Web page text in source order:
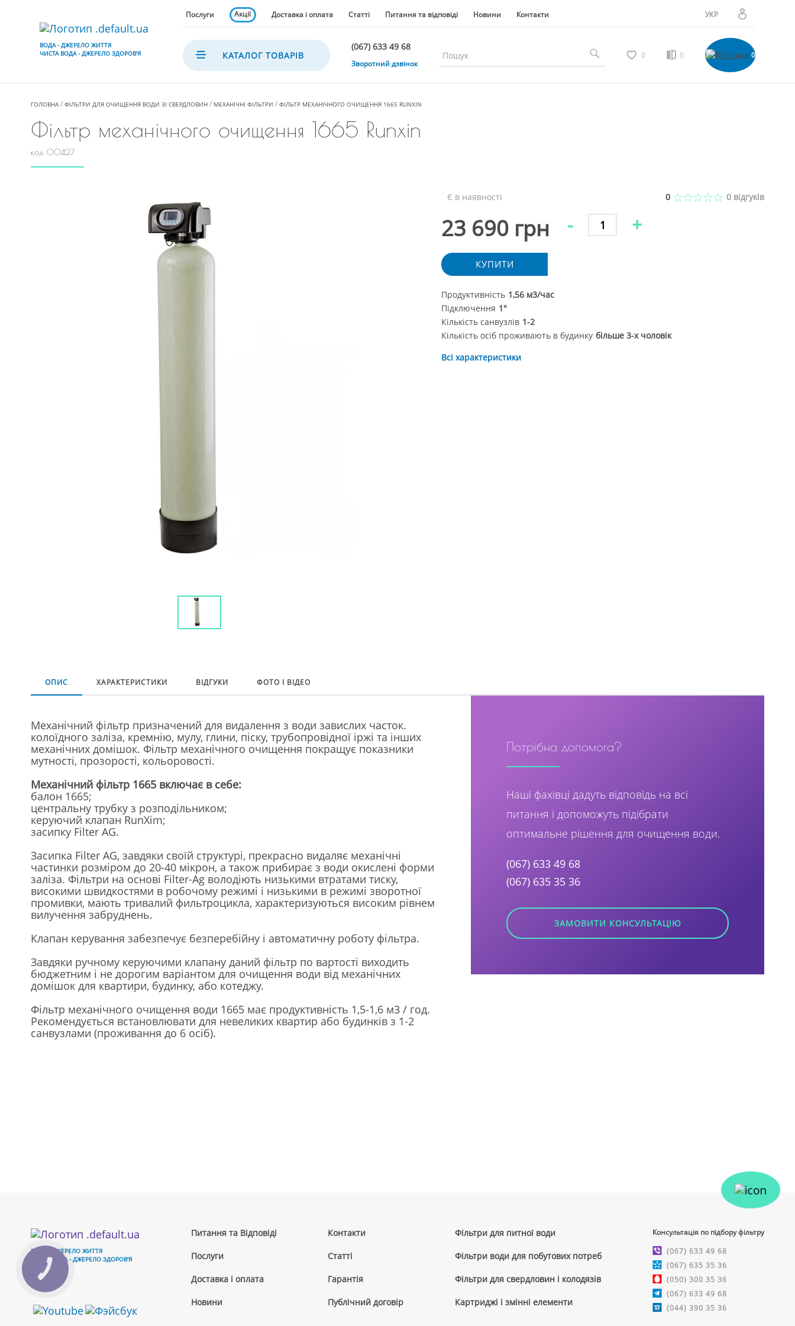
ВОДА - ДЖЕРЕЛО ЖИТТЯ
ЧИСТА ВОДА - ДЖЕРЕЛО ЗДОРОВ'Я
Послуги Акції Доставка і оплата Статті Питання та відповіді Новини Контакти
УКР
РУС
Особистий кабінет
КАТАЛОГ ТОВАРІВ
(067) 633 49 68
(067) 633 49 68
(067) 635 35 36
(044) 390 35 36
Зворотний дзвінок
0 0 0
ГОЛОВНА ФІЛЬТРИ ДЛЯ ОЧИЩЕННЯ ВОДИ ЗІ СВЕРДЛОВИН МЕХАНІЧНІ ФІЛЬТРИ ФІЛЬТР МЕХАНІЧНОГО ОЧИЩЕННЯ 1665 RUNXIN
Фільтр механічного очищення 1665 Runxin
код 00427
Є в наявності 0 0 відгуків
23 690 грн - +
КУПИТИ
Продуктивність 1,56 м3/час
Підключення 1"
Кількість санвузлів 1-2
Кількість осіб проживають в будинку більше 3-х чоловік
Всі характеристики
ОПИС ХАРАКТЕРИСТИКИ ВІДГУКИ ФОТО І ВІДЕО
Потрібна допомога?
Наші фахівці дадуть відповідь на всі
питання і допоможуть підібрати
оптимальне рішення для очищення води.
(067) 633 49 68
(067) 635 35 36
ЗАМОВИТИ КОНСУЛЬТАЦІЮ
Механічний фільтр призначений для видалення з води завислих часток.
колоїдного заліза, кремнію, мулу, глини, піску, трубопровідної іржі та інших
механічних домішок. Фільтр механічного очищення покращує показники
мутності, прозорості, кольоровості.
Механічний фільтр 1665 включає в себе:
балон 1665;
центральну трубку з розподільником;
керуючий клапан RunXim;
засипку Filter AG.
Засипка Filter AG, завдяки своїй структурі, прекрасно видаляє механічні
частинки розміром до 20-40 мікрон, а також прибирає з води окислені форми
заліза. Фільтри на основі Filter-Ag володіють низькими втратами тиску,
високими швидкостями в робочому режимі і низькими в режимі зворотної
промивки, мають тривалий фильтроцикла, характеризуються високим рівнем
вилучення забруднень.
Клапан керування забезпечує безперебійну і автоматичну роботу фільтра.
Завдяки ручному керуючими клапану даний фільтр по вартості виходить
бюджетним і не дорогим варіантом для очищення води від механічних
домішок для квартири, будинку, або котеджу.
Фільтр механічного очищення води 1665 має продуктивність 1,5-1,6 м3 / год.
Рекомендується встановлювати для невеликих квартир або будинків з 1-2
санвузлами (проживання до 6 осіб).
ВОДА - ДЖЕРЕЛО ЖИТТЯ
ЧИСТА ВОДА - ДЖЕРЕЛО ЗДОРОВ'Я
Питання та Відповіді
Послуги
Доставка і оплата
Новини
Контакти
Cтатті
Гарантія
Публічний договір
Фільтри для питної води
Фільтри води для побутових потреб
Фільтри для свердловин і колодязів
Картриджі і змінні елементи
Консультація по підбору фільтру
(067) 633 49 68
(067) 635 35 36
(050) 300 35 36
(067) 633 49 68
(044) 390 35 36
КНОПКА
ЗВ'ЯЗКУ